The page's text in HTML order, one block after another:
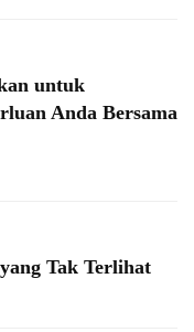
untuk
Anda Bersama
Tak Terlihat